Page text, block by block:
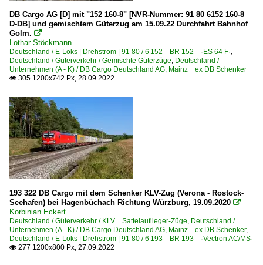
DB Cargo AG [D] mit "152 160-8" [NVR-Nummer: 91 80 6152 160-8
D-DB] und gemischtem Güterzug am 15.09.22 Durchfahrt Bahnhof
Golm. 
Lothar Stöckmann
Deutschland / E-Loks | Drehstrom | 91 80 / 6 152 BR 152 ·ES 64 F·,
Deutschland / Güterverkehr / Gemischte Güterzüge, Deutschland /
Unternehmen (A - K) / DB Cargo Deutschland AG, Mainz ex DB Schenker
 305 1200x742 Px, 28.09.2022
193 322 DB Cargo mit dem Schenker KLV-Zug (Verona - Rostock-
Seehafen) bei Hagenbüchach Richtung Würzburg, 19.09.2020 
Korbinian Eckert
Deutschland / Güterverkehr / KLV Sattelauflieger-Züge, Deutschland /
Unternehmen (A - K) / DB Cargo Deutschland AG, Mainz ex DB Schenker,
Deutschland / E-Loks | Drehstrom | 91 80 / 6 193 BR 193 ·Vectron AC/MS·
 277 1200x800 Px, 27.09.2022